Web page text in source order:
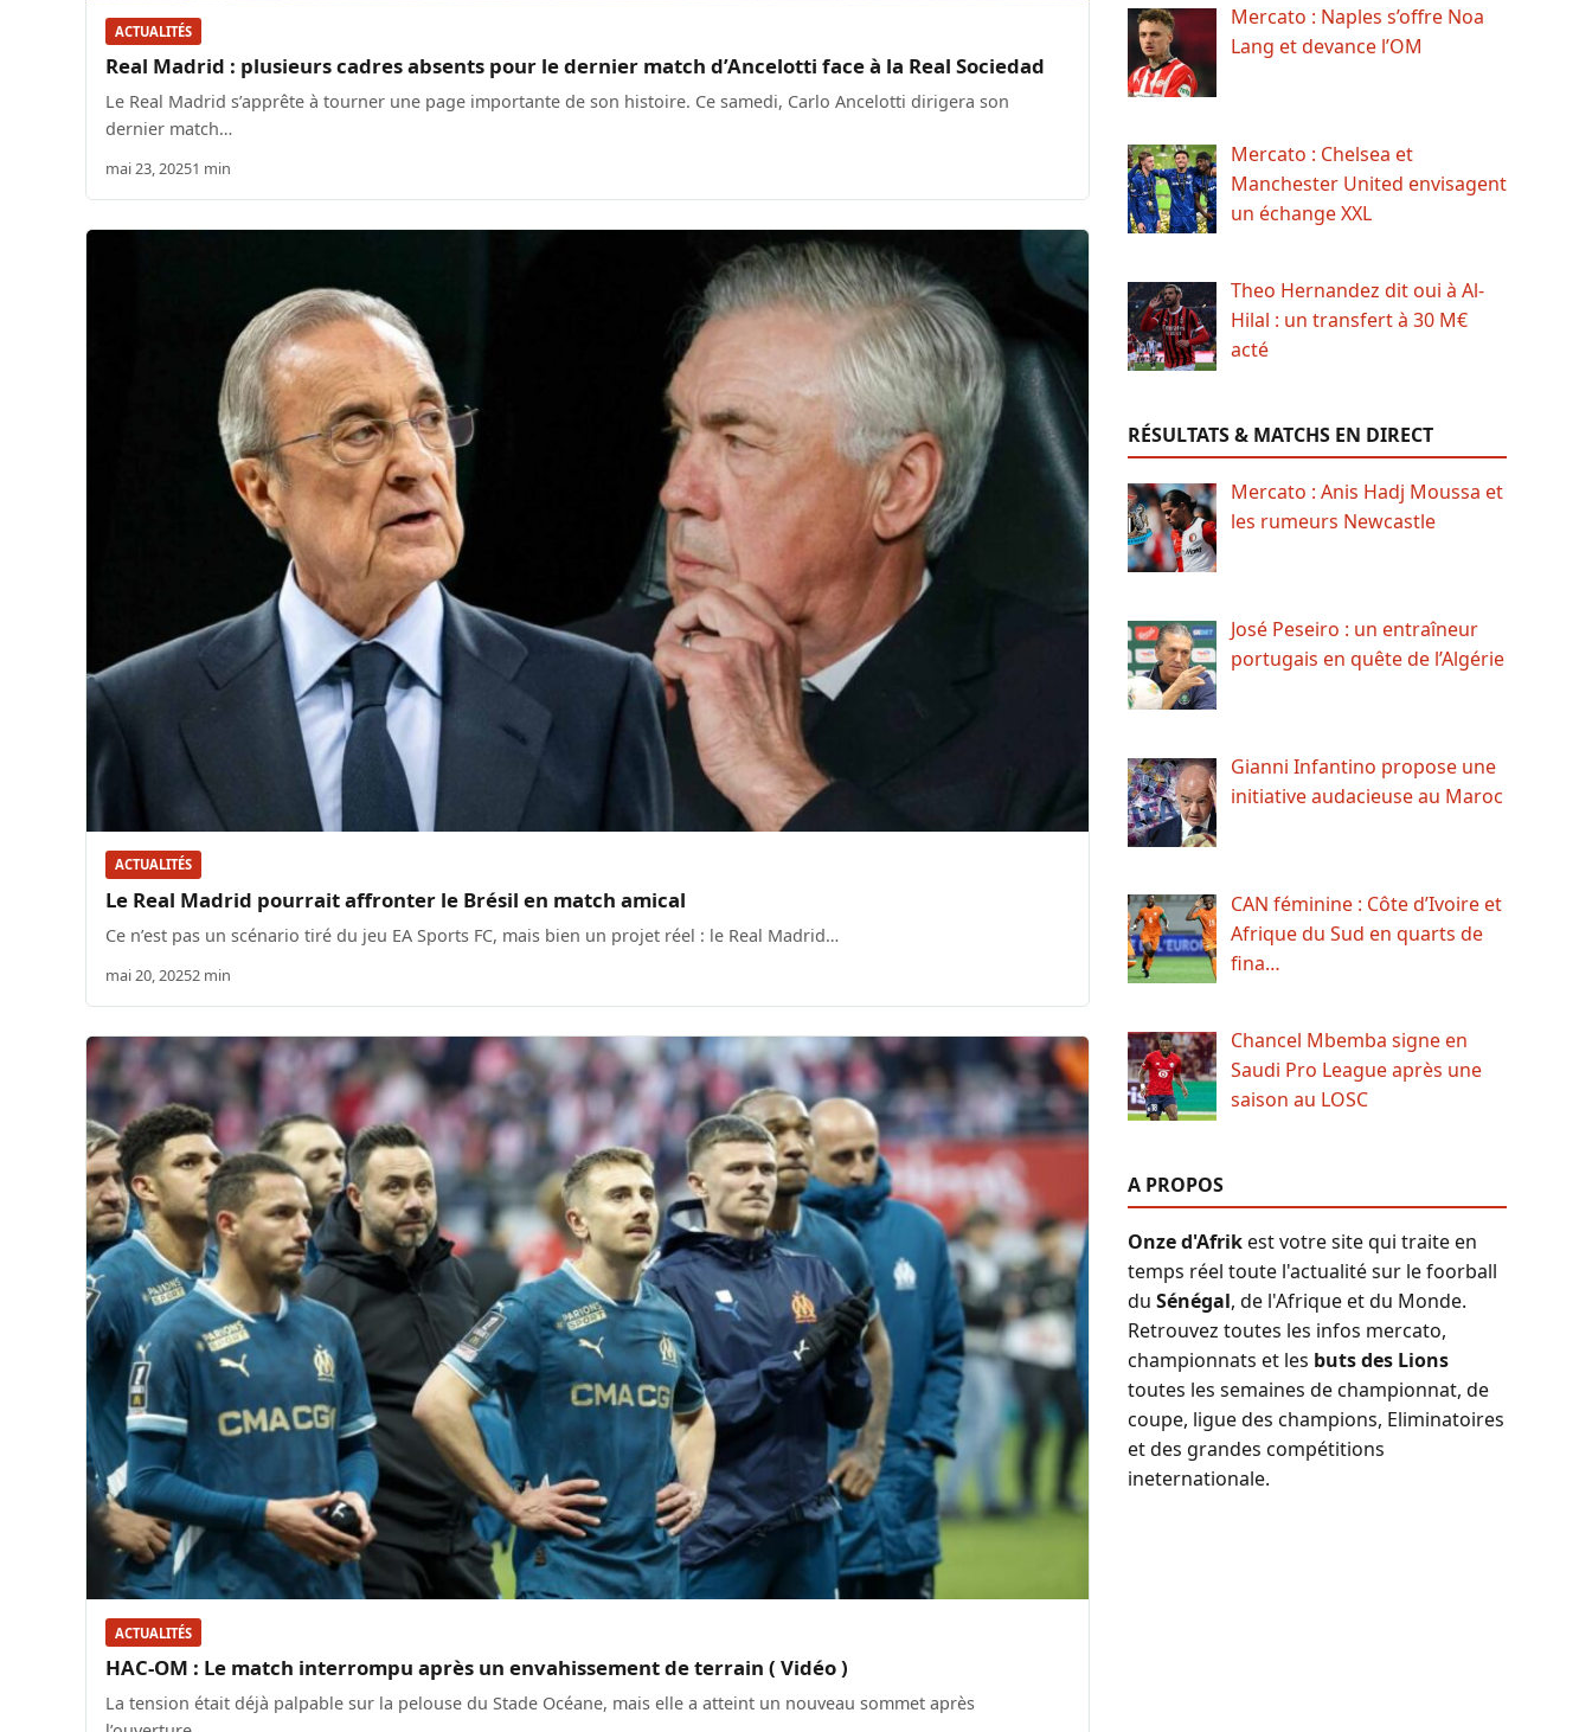
ACTUALITÉS
Real Madrid : plusieurs cadres absents pour le dernier match d’Ancelotti face à la Real Sociedad
Le Real Madrid s’apprête à tourner une page importante de son histoire. Ce samedi, Carlo Ancelotti dirigera son
dernier match…
mai 23, 20251 min
ACTUALITÉS
Le Real Madrid pourrait affronter le Brésil en match amical
Ce n’est pas un scénario tiré du jeu EA Sports FC, mais bien un projet réel : le Real Madrid…
mai 20, 20252 min
ACTUALITÉS
HAC-OM : Le match interrompu après un envahissement de terrain ( Vidéo )
La tension était déjà palpable sur la pelouse du Stade Océane, mais elle a atteint un nouveau sommet après
Mercato : Naples s’offre Noa
Lang et devance l’OM
Mercato : Chelsea et
Manchester United envisagent
un échange XXL
Theo Hernandez dit oui à Al-
Hilal : un transfert à 30 M€
acté
RÉSULTATS & MATCHS EN DIRECT
Mercato : Anis Hadj Moussa et
les rumeurs Newcastle
José Peseiro : un entraîneur
portugais en quête de l’Algérie
Gianni Infantino propose une
initiative audacieuse au Maroc
CAN féminine : Côte d’Ivoire et
Afrique du Sud en quarts de
fina…
Chancel Mbemba signe en
Saudi Pro League après une
saison au LOSC
A PROPOS
Onze d'Afrikest votre site qui traite en
temps réel toute l'actualité sur le foorball
du Sénégal, de l'Afrique et du Monde.
Retrouvez toutes les infos mercato,
championnats et les buts des Lions
toutes les semaines de championnat, de
coupe, ligue des champions, Eliminatoires
et des grandes compétitions
ineternationale.